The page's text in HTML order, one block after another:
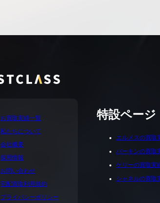
お買取実績一覧
私たちについて
会社概要
採用情報
お問い合わせ
宅配買取利用規約
プライバシーポリシー
特設ページ
エルメスの買取
バーキンの買取
ケリーの買取実
シャネルの買取